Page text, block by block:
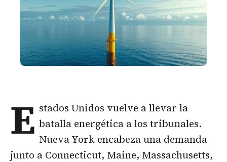
E stados Unidos vuelve a llevar la
batalla energética a los tribunales.
Nueva York encabeza una demanda
junto a Connecticut, Maine, Massachusetts,